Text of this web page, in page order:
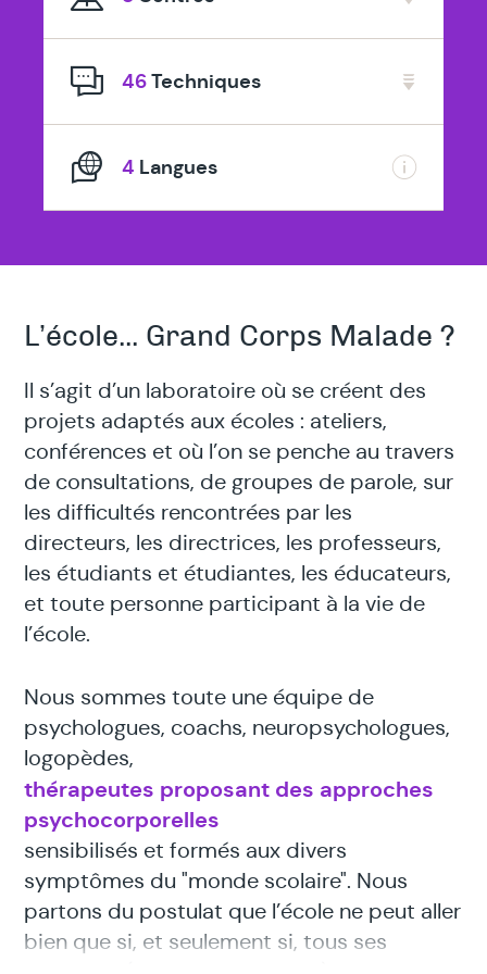
en
46Techniques
4 Langues
L’école... Grand Corps Malade ?
Il s’agit d’un laboratoire où se créent des
projets adaptés aux écoles : ateliers,
conférences et où l’on se penche au travers
de consultations, de groupes de parole, sur
les difficultés rencontrées par les
directeurs, les directrices, les professeurs,
les étudiants et étudiantes, les éducateurs,
et toute personne participant à la vie de
l’école.
Nous sommes toute une équipe de
psychologues, coachs, neuropsychologues,
logopèdes,
thérapeutes proposant des approches
psychocorporelles
sensibilisés et formés aux divers
symptômes du "monde scolaire". Nous
partons du postulat que l’école ne peut aller
bien que si, et seulement si, tous ses